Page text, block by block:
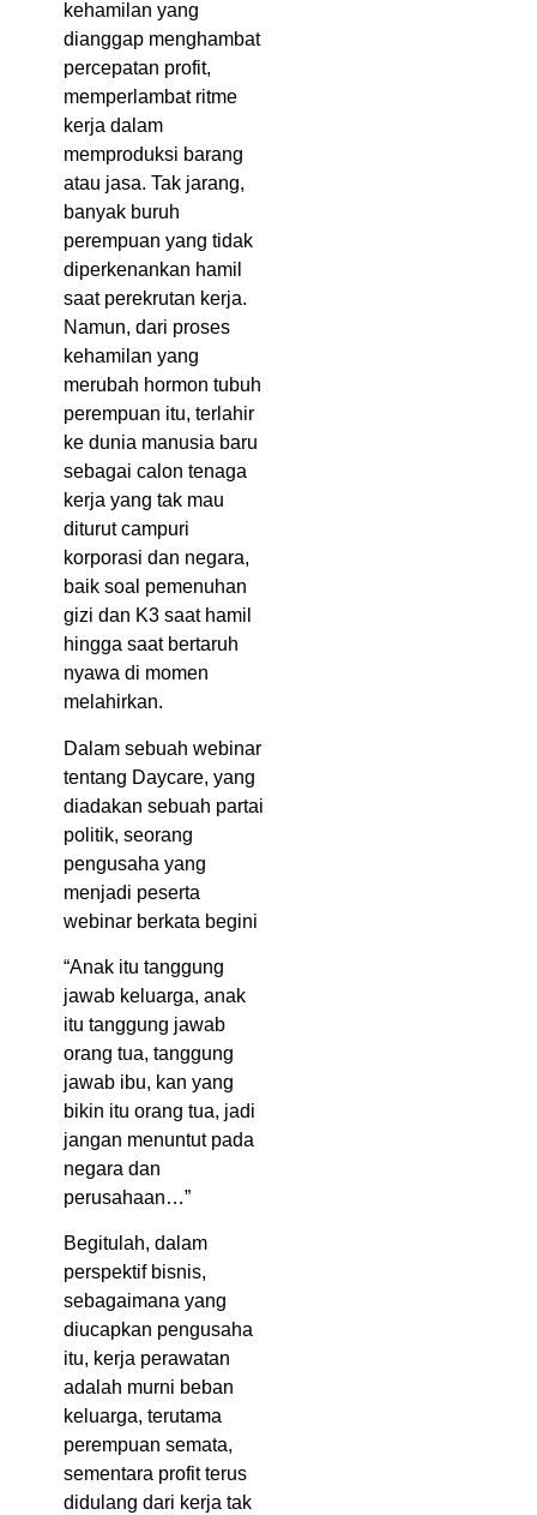
kehamilan yang
dianggap menghambat
percepatan profit,
memperlambat ritme
kerja dalam
memproduksi barang
atau jasa. Tak jarang,
banyak buruh
perempuan yang tidak
diperkenankan hamil
saat perekrutan kerja.
Namun, dari proses
kehamilan yang
merubah hormon tubuh
perempuan itu, terlahir
ke dunia manusia baru
sebagai calon tenaga
kerja yang tak mau
diturut campuri
korporasi dan negara,
baik soal pemenuhan
gizi dan K3 saat hamil
hingga saat bertaruh
nyawa di momen
melahirkan.
Dalam sebuah webinar
tentang Daycare, yang
diadakan sebuah partai
politik, seorang
pengusaha yang
menjadi peserta
webinar berkata begini
“Anak itu tanggung
jawab keluarga, anak
itu tanggung jawab
orang tua, tanggung
jawab ibu, kan yang
bikin itu orang tua, jadi
jangan menuntut pada
negara dan
perusahaan…”
Begitulah, dalam
perspektif bisnis,
sebagaimana yang
diucapkan pengusaha
itu, kerja perawatan
adalah murni beban
keluarga, terutama
perempuan semata,
sementara profit terus
didulang dari kerja tak